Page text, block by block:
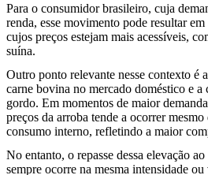
Para o consumidor brasileiro, cuja
renda, esse movimento pode resultar
cujos preços estejam mais acessíveis,
suína.
Outro ponto relevante nesse contexto é
carne bovina no mercado doméstico e a
gordo. Em momentos de maior
preços da arroba tende a ocorrer
consumo interno, refletindo a maior
No entanto, o repasse dessa elevação
sempre ocorre na mesma intensidade